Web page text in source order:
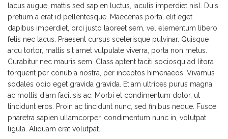
lacus augue, mattis sed sapien luctus, iaculis imperdiet nisl. Duis
pretium a erat id pellentesque. Maecenas porta, elit eget
dapibus imperdiet, orci justo laoreet sem, vel elementum libero
felis nec lacus. Praesent cursus scelerisque pulvinar. Quisque
arcu tortor, mattis sit amet vulputate viverra, porta non metus.
Curabitur nec mauris sem. Class aptent taciti sociosqu ad litora
torquent per conubia nostra, per inceptos himenaeos. Vivamus
sodales odio eget gravida gravida. Etiam ultrices purus magna,
ac mollis diam facilisis ac. Morbi et condimentum dolor, ut
tincidunt eros. Proin ac tincidunt nunc, sed finibus neque. Fusce
pharetra sapien ullamcorper, condimentum nunc in, volutpat
ligula. Aliquam erat volutpat.